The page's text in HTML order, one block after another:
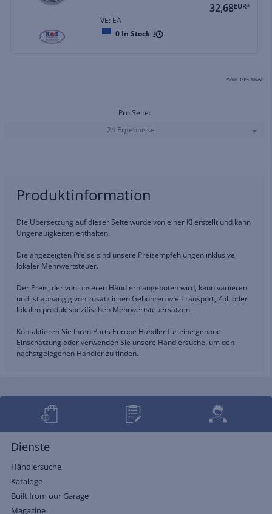
32,68EUR*
VE: EA
0 In Stock
*inkl. 19% MwSt.
Pro Seite:
24 Ergebnisse
Produktinformation
Die Übersetzung auf dieser Seite wurde von einer KI erstellt und kann
Ungenauigkeiten enthalten.
Die angezeigten Preise sind unsere Preisempfehlungen inklusive
lokaler Mehrwertsteuer.
Der Preis, der von unseren Händlern angeboten wird, kann variieren
und ist abhängig von zusätzlichen Gebühren wie Transport, Zoll oder
lokalen produktspezifischen Mehrwertsteuersätzen.
Kontaktieren Sie Ihren Parts Europe Händler für eine genaue
Einschätzung oder verwenden Sie unsere Händlersuche, um den
nächstgelegenen Händler zu finden.
Dienste
Händlersuche
Kataloge
Built from our Garage
Magazine